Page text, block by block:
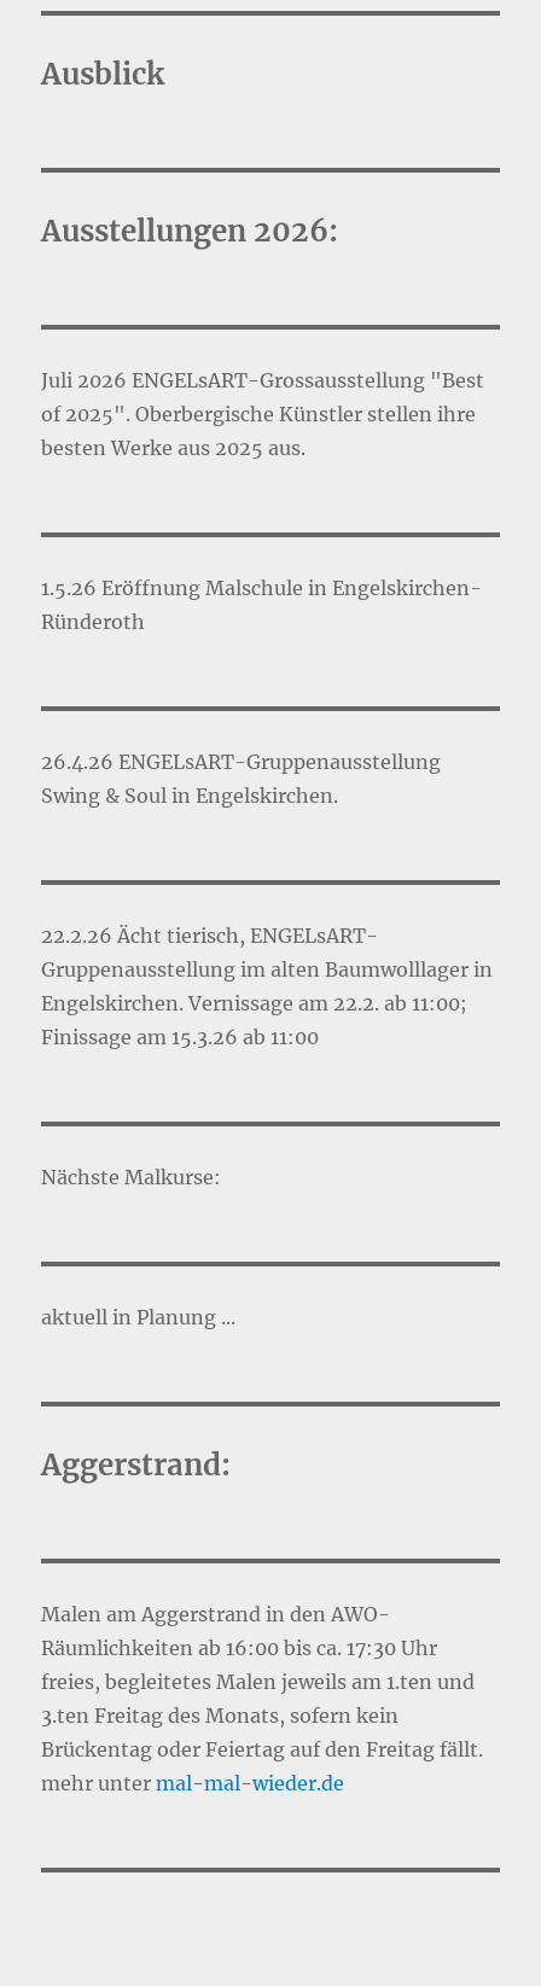
Ausblick
Ausstellungen 2026:
Juli 2026 ENGELsART-Grossausstellung "Best
of 2025". Oberbergische Künstler stellen ihre
besten Werke aus 2025 aus.
1.5.26 Eröffnung Malschule in Engelskirchen-
Ründeroth
26.4.26 ENGELsART-Gruppenausstellung
Swing & Soul in Engelskirchen.
22.2.26 Ächt tierisch, ENGELsART-
Gruppenausstellung im alten Baumwolllager in
Engelskirchen. Vernissage am 22.2. ab 11:00;
Finissage am 15.3.26 ab 11:00
Nächste Malkurse:
aktuell in Planung ...
Aggerstrand:
Malen am Aggerstrand in den AWO-
Räumlichkeiten ab 16:00 bis ca. 17:30 Uhr
freies, begleitetes Malen jeweils am 1.ten und
3.ten Freitag des Monats, sofern kein
Brückentag oder Feiertag auf den Freitag fällt.
mehr untermal-mal-wieder.de